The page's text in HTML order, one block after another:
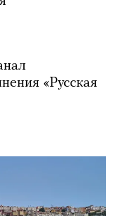
«Русская